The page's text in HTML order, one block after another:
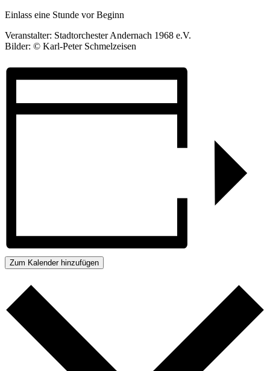
Einlass eine Stunde vor Beginn
Veranstalter: Stadtorchester Andernach 1968 e.V.
Bilder: © Karl-Peter Schmelzeisen
Zum Kalender hinzufügen